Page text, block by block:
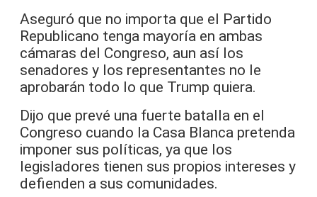
Aseguró que no importa que el Partido
Republicano tenga mayoría en ambas
cámaras del Congreso, aun así los
senadores y los representantes no le
aprobarán todo lo que Trump quiera.
Dijo que prevé una fuerte batalla en el
Congreso cuando la Casa Blanca pretenda
imponer sus políticas, ya que los
legisladores tienen sus propios intereses y
defienden a sus comunidades.